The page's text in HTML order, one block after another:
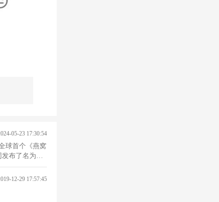
05-23 17:30:54
球首个《燕窝
布了名为
12-29 17:57:45